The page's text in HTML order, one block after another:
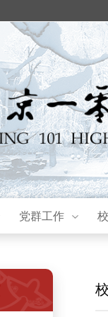
党群工作